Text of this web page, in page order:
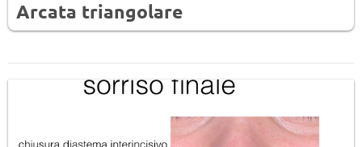
Arcata triangolare